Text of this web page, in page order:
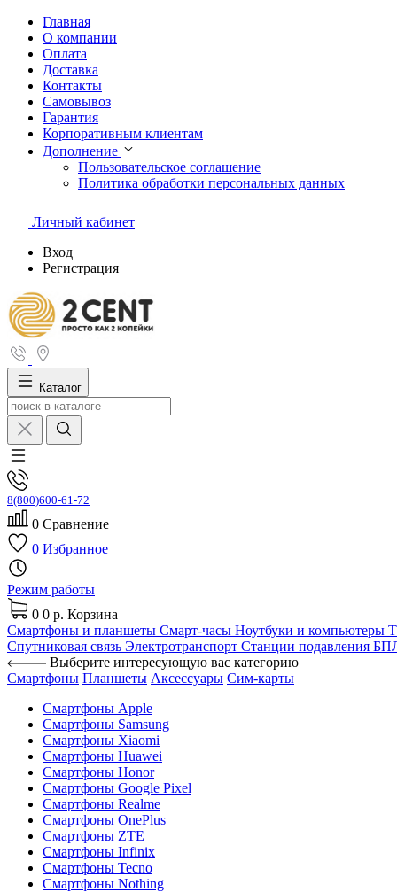
Главная
О компании
Оплата
Доставка
Контакты
Самовывоз
Гарантия
Корпоративным клиентам
Дополнение
Пользовательское соглашение
Политика обработки персональных данных
Личный кабинет
Вход
Регистрация
Каталог
8(800)600-61-72
0 Сравнение
0 Избранное
Режим работы
0 0 р. Корзина
Смартфоны и планшеты Смарт-часы Ноутбуки и компьютеры
Спутниковая связь Электротранспорт Станции подавления
Выберите интересующую вас категорию
Смартфоны Планшеты Аксессуары Сим-карты
Смартфоны Apple
Смартфоны Samsung
Смартфоны Xiaomi
Смартфоны Huawei
Смартфоны Honor
Смартфоны Google Pixel
Смартфоны Realme
Смартфоны OnePlus
Смартфоны ZTE
Смартфоны Infinix
Смартфоны Tecno
Смартфоны Nothing